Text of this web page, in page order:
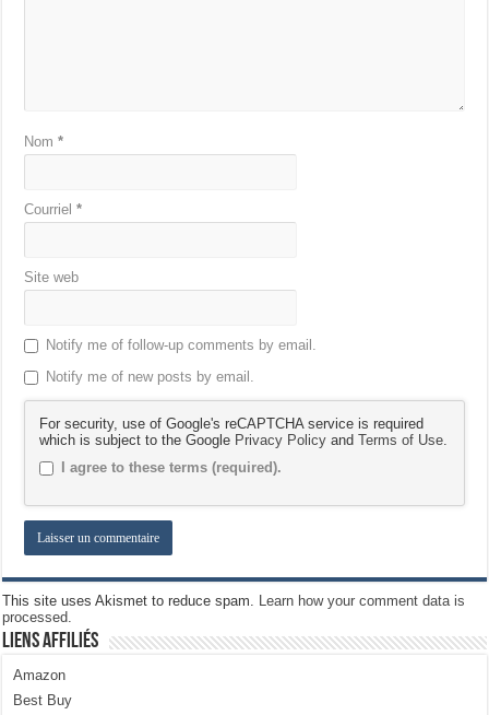
Nom*
Courriel*
Site web
Notify me of follow-up comments by email.
Notify me of new posts by email.
For security, use of Google's reCAPTCHA service is required
which is subject to the Google Privacy Policy andTerms of Use
I agree to these terms (required).
This site uses Akismet to reduce spam.
Learn how your comment data is
processed.
Liens Affiliés
Amazon
Best Buy